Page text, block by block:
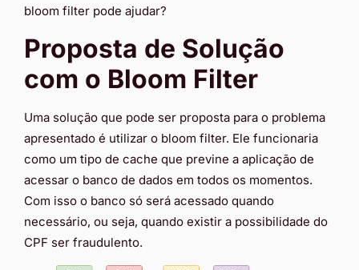
bloom filter pode ajudar?
Proposta de Solução
com o Bloom Filter
Uma solução que pode ser proposta para o problema
apresentado é utilizar o bloom filter. Ele funcionaria
como um tipo de cache que previne a aplicação de
acessar o banco de dados em todos os momentos.
Com isso o banco só será acessado quando
necessário, ou seja, quando existir a possibilidade do
CPF ser fraudulento.